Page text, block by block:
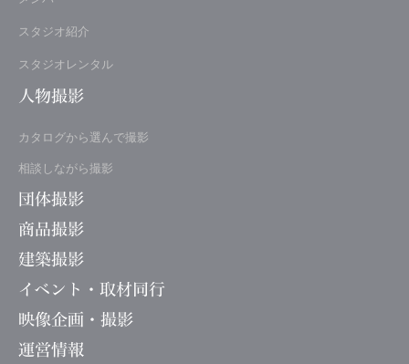
スタジオ紹介
スタジオレンタル
人物撮影
カタログから選んで撮影
相談しながら撮影
団体撮影
商品撮影
建築撮影
イベント・取材同行
映像企画・撮影
運営情報